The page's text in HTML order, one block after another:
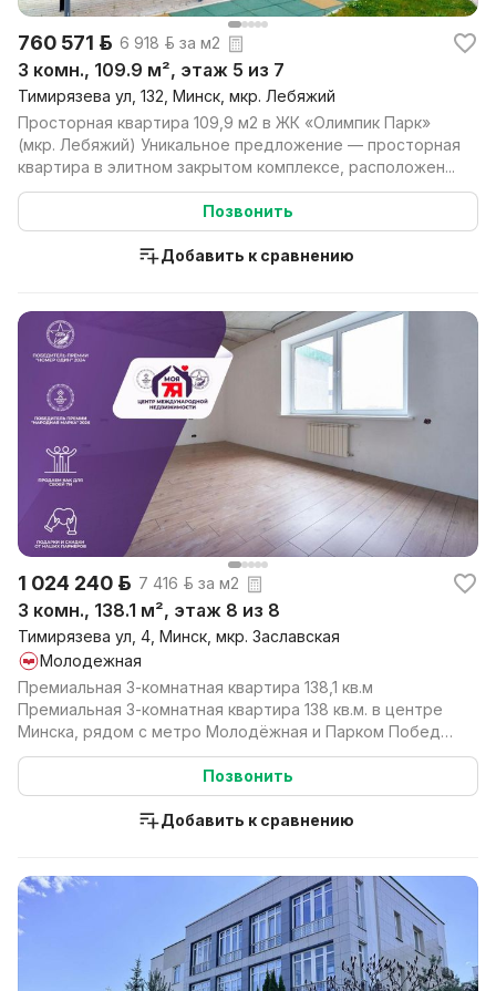
760 571 р. 6 918 р. за м2
3 комн., 109.9 м², этаж 5 из 7
Тимирязева ул, 132, Минск, мкр. Лебяжий
Просторная квартира 109,9 м2 в ЖК «Олимпик Парк»
(мкр. Лебяжий) Уникальное предложение — просторная
квартира в элитном закрытом комплексе, расположен...
Позвонить
Добавить к сравнению
1 024 240 р. 7 416 р. за м2
3 комн., 138.1 м², этаж 8 из 8
Тимирязева ул, 4, Минск, мкр. Заславская
Молодежная
Премиальная 3-комнатная квартира 138,1 кв.м
Премиальная 3-комнатная квартира 138 кв.м. в центре
Минска, рядом с метро Молодёжная и Парком Победы.
Кир...
Позвонить
Добавить к сравнению